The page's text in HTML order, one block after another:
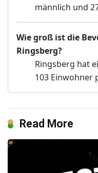
männlich und
Wie groß ist die
Ringsberg?
Ringsberg hat
103 Einwohner
Read More